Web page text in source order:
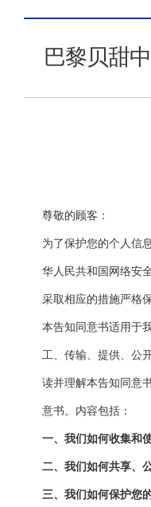
巴黎贝甜
尊敬的顾客：
为了保护您的个人信
华人民共和国网络安
采取相应的措施严格
本告知同意书适用于
工、传输、提供、公
读并理解本告知同意
意书。内容包括：
一、我们如何收集和
二、我们如何共享、
三、我们如何保护您